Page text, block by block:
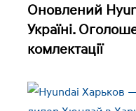
Оновлений
Україні.
комлектації